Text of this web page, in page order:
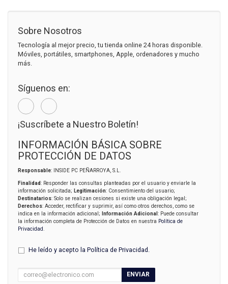
Sobre Nosotros
Tecnología al mejor precio, tu tienda online 24 horas disponible.
Móviles, portátiles, smartphones, Apple, ordenadores y mucho
más.
Síguenos en:
¡Suscríbete a Nuestro Boletín!
INFORMACIÓN BÁSICA SOBRE
PROTECCIÓN DE DATOS
Responsable: INSIDE PC PEÑARROYA, S.L.
Finalidad: Responder las consultas planteadas por el usuario y enviarle la
información solicitada; Legitimación: Consentimiento del usuario;
Destinatarios: Solo se realizan cesiones si existe una obligación legal;
Derechos: Acceder, rectificar y suprimir, así como otros derechos, como se
indica en la información adicional;
Información Adicional : Puede consultar
la información completa de Protección de Datos en nuestra Política de
Privacidad
He leído y acepto la Política de Privacidad
ENVIAR